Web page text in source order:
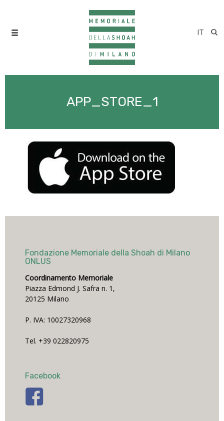
IT
APP_STORE_1
Fondazione Memoriale della Shoah di Milano
ONLUS
Coordinamento Memoriale
Piazza Edmond J. Safra n. 1,
20125 Milano
P. IVA: 10027320968
Tel. +39 022820975
Facebook